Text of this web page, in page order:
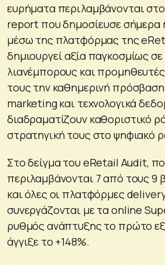
ευρήματα περιλαμβάνονται στο
report που δημοσίευσε σήμερα
μέσω της πλατφόρμας της
δημιουργεί αξία παγκοσμίως
λιανέμπορους και
τους την καθημερινή
marketing και τεχνολογικά
διαδραματίζουν καθοριστικό
στρατηγική τους στο ψηφιακό
Στο δείγμα του eRetail Audit,
περιλαμβάνονται 7 από τους 9
και όλες οι πλατφόρμες
συνεργάζονται με τα online
ρυθμός ανάπτυξης το πρώτο
άγγιξε το +148%.